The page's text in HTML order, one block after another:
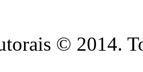
© 2014.